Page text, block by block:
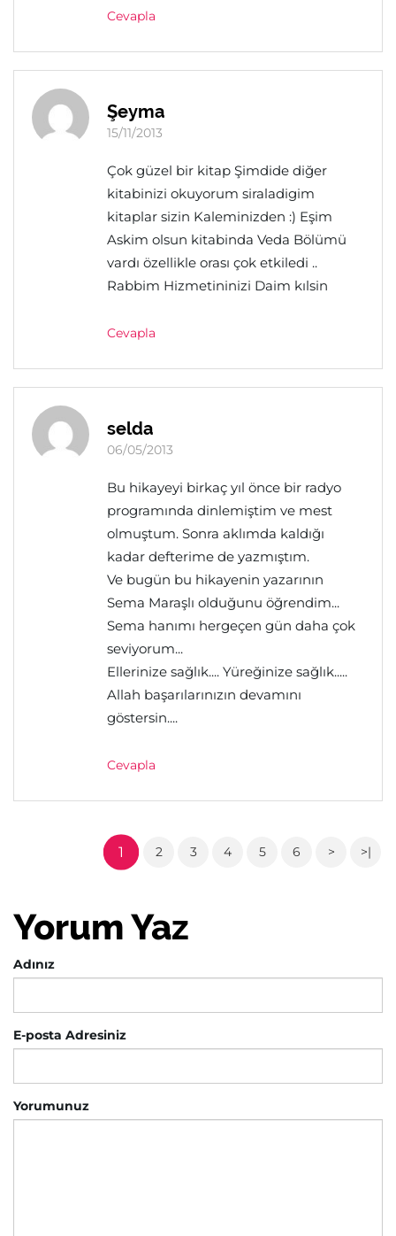
Cevapla
Şeyma
15/11/2013
Çok güzel bir kitap Şimdide diğer
kitabinizi okuyorum siraladigim
kitaplar sizin Kaleminizden :) Eşim
Askim olsun kitabinda Veda Bölümü
vardı özellikle orası çok etkiledi ..
Rabbim Hizmetininizi Daim kılsin
Cevapla
selda
06/05/2013
Bu hikayeyi birkaç yıl önce bir radyo
programında dinlemiştim ve mest
olmuştum. Sonra aklımda kaldığı
kadar defterime de yazmıştım.
Ve bugün bu hikayenin yazarının
Sema Maraşlı olduğunu öğrendim...
Sema hanımı hergeçen gün daha çok
seviyorum...
Ellerinize sağlık.... Yüreğinize sağlık.....
Allah başarılarınızın devamını
göstersin....
Cevapla
1 2 3 4 5 6 > >|
Yorum Yaz
Adınız
E-posta Adresiniz
Yorumunuz